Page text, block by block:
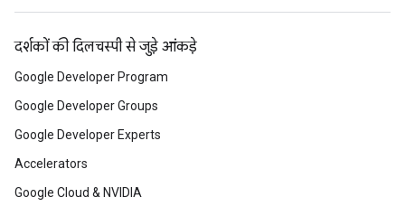
दर्शकों की दिलचस्पी से जुड़े आंकड़े
Google Developer Program
Google Developer Groups
Google Developer Experts
Accelerators
Google Cloud & NVIDIA